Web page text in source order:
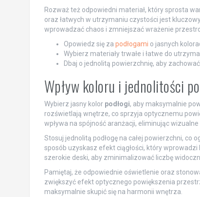
Rozważ też odpowiedni materiał, który sprosta
oraz łatwych w utrzymaniu czystości jest
wprowadzać chaos i zmniejszać wrażenie
Opowiedz się za podłogami o jasnych
Wybierz materiały trwałe i łatwe do
Dbaj o jednolitą powierzchnię, aby
Wpływ koloru i jednolitości
Wybierz jasny kolor podłogi, aby maksymalnie
rozświetlają wnętrze, co sprzyja optycznemu
wpływa na spójność aranżacji, eliminując
Stosuj jednolitą podłogę na całej powierzchni, co
sposób uzyskasz efekt ciągłości, który
szerokie deski, aby zminimalizować liczbę
Pamiętaj, że odpowiednie oświetlenie oraz
zwiększyć efekt optycznego powiększenia
maksymalnie skupić się na harmonii wnętrza.